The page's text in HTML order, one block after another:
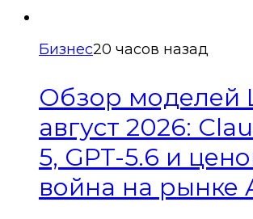
Бизнес20 часов назад
Обзор моделей
август 2026:
5, GPT-5.6 и
война на рынке